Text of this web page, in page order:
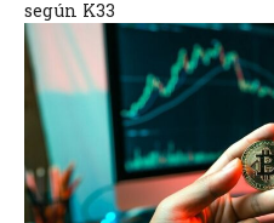
según K33